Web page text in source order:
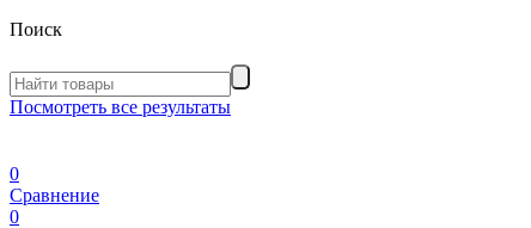
Поиск
Посмотреть все результаты
0
Сравнение
0